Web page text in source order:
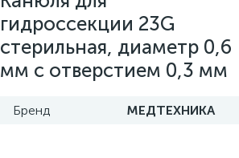
гидроссекции 23G
стерильная, диаметр 0,6
мм с отверстием 0,3 мм
МЕДТЕХНИКА